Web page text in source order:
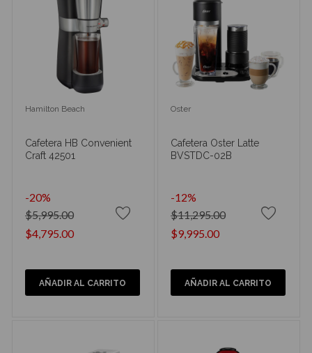
Hamilton Beach
Cafetera HB Convenient
Craft 42501
$4,795.00
$5,995.00
-20%
AÑADIR AL CARRITO
Oster
Cafetera Oster Latte
BVSTDC-02B
$9,995.00
$11,295.00
-12%
AÑADIR AL CARRITO